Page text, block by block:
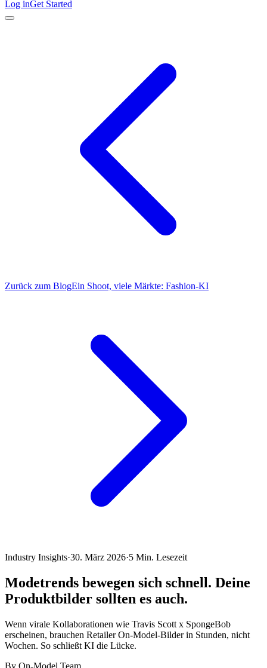
Log inGet Started
Zurück zum BlogEin Shoot, viele Märkte: Fashion-KI
Industry Insights·30. März 2026·5 Min. Lesezeit
Modetrends bewegen sich schnell. Deine
Produktbilder sollten es auch.
Wenn virale Kollaborationen wie Travis Scott x SpongeBob
erscheinen, brauchen Retailer On-Model-Bilder in Stunden, nicht
Wochen. So schließt KI die Lücke.
By On-Model Team